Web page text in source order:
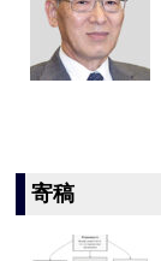
寄稿